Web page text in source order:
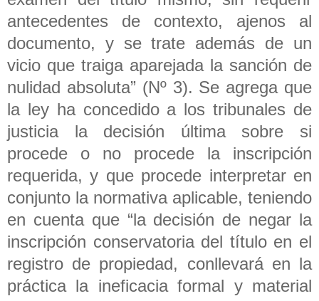
antecedentes de contexto, ajenos al
documento, y se trate además de un
vicio que traiga aparejada la sanción de
nulidad absoluta” (Nº 3). Se agrega que
la ley ha concedido a los tribunales de
justicia la decisión última sobre si
procede o no procede la inscripción
requerida, y que procede interpretar en
conjunto la normativa aplicable, teniendo
en cuenta que “la decisión de negar la
inscripción conservatoria del título en el
registro de propiedad, conllevará en la
práctica la ineficacia formal y material